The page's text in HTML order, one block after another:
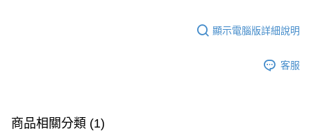
顯示電腦版詳細說明
客服
商品相關分類 (1)